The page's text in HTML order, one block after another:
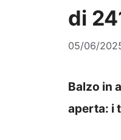
di
05/06/
Balzo in
aperta: i